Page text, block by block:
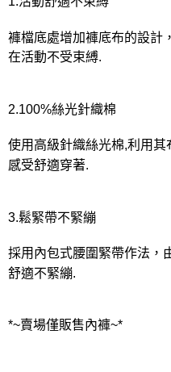
褲檔底處增加褲底布的設計
在活動不受束縛.
2.100%絲光針織棉
使用高級針織絲光棉,利用
感受舒適穿著.
3.鬆緊帶不緊繃
採用內包式腰圍緊帶作法，
舒適不緊繃.
*~賣場僅販售內褲~*